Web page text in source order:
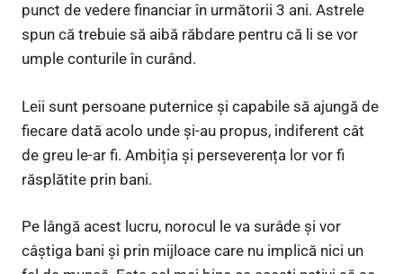
punct de vedere financiar în următorii 3 ani. Astrele
spun că trebuie să aibă răbdare pentru că li se vor
umple conturile în curând.
Leii sunt persoane puternice și capabile să ajungă de
fiecare dată acolo unde și-au propus, indiferent cât
de greu le-ar fi. Ambiția și perseverența lor vor fi
răsplătite prin bani.
Pe lângă acest lucru, norocul le va surâde și vor
câștiga bani și prin mijloace care nu implică nici un